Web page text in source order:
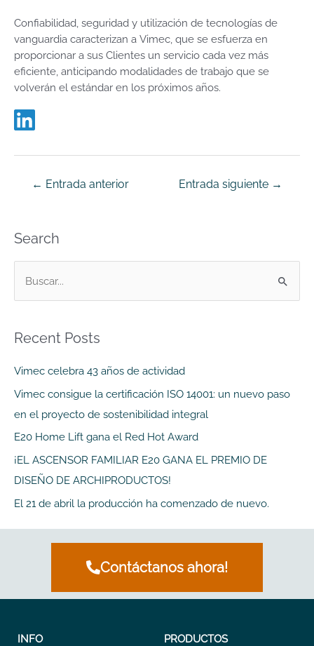
Confiabilidad, seguridad y utilización de tecnologías de
vanguardia caracterizan a Vimec, que se esfuerza en
proporcionar a sus Clientes un servicio cada vez más
eficiente, anticipando modalidades de trabajo que se
volverán el estándar en los próximos años.
← Entrada anterior Entrada siguiente →
Search
u
c
a
:
Recent Posts
Vimec celebra 43 años de actividad
Vimec consigue la certificación ISO 14001: un nuevo paso
en el proyecto de sostenibilidad integral
E20 Home Lift gana el Red Hot Award
¡EL ASCENSOR FAMILIAR E20 GANA EL PREMIO DE
DISEÑO DE ARCHIPRODUCTOS!
El 21 de abril la producción ha comenzado de nuevo.
Contáctanos ahora!
INFO PRODUCTOS